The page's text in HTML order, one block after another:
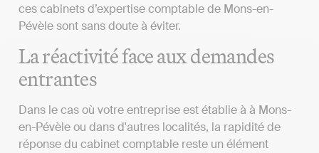
ces cabinets d’expertise comptable de Mons-en-
Pévèle sont sans doute à éviter.
La réactivité face aux demandes
entrantes
Dans le cas où votre entreprise est établie à à Mons-
en-Pévèle ou dans d'autres localités, la rapidité de
réponse du cabinet comptable reste un élément